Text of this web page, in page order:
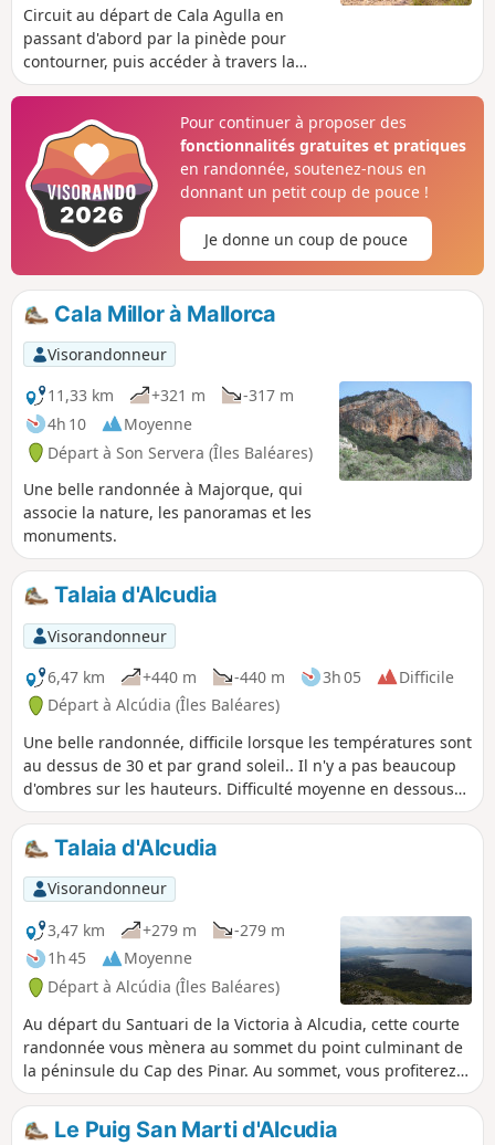
Circuit au départ de Cala Agulla en
passant d'abord par la pinède pour
contourner, puis accéder à travers la
forêt de pins et de chênes, à la Cala
Jaumell pour avoir une vue panorama
spectaculaire sur la Cala Lliteres,
Capdepera, la Cala Mezquida et, par
temps clair, jusqu’au Cap de Formentor.
À certains endroits le sentier est
accidenté et n'est pas ombragé donc
chaleurs. Possibilité de pause baignade
bien méritée aux différentes calas lors
du parcours.
Pour continuer à proposer des
fonctionnalités gratuites et pratiques
en randonnée, soutenez-nous en
donnant un petit coup de pouce !
Je donne un coup de pouce
Cala Millor à Mallorca
Visorandonneur
11,33 km
+321 m
-317 m
4h 10
Moyenne
Départ à Son Servera (Îles Baléares)
Une belle randonnée à Majorque, qui
associe la nature, les panoramas et les
monuments.
Talaia d'Alcudia
Visorandonneur
6,47 km
+440 m -440 m 3h 05
Difficile
Départ à Alcúdia (Îles Baléares)
Une belle randonnée, difficile lorsque les températures sont
au dessus de 30 et par grand soleil.. Il n'y a pas beaucoup
d'ombres sur les hauteurs. Difficulté moyenne en dessous
de 30 et par temps nuageux. C'est une belle marche, qui
vous garantira un panorama à 360 degres une fois en haut !
Talaia d'Alcudia
Visorandonneur
3,47 km
+279 m
-279 m
1h 45
Moyenne
Départ à Alcúdia (Îles Baléares)
Au départ du Santuari de la Victoria à Alcudia, cette courte
randonnée vous mènera au sommet du point culminant de
la péninsule du Cap des Pinar. Au sommet, vous profiterez
d'une vue imprenable sur la Serra de Tramuntana, la
presqu’île de Formentor et les baies de Pollença et Alcudia.
Le Puig San Marti d'Alcudia